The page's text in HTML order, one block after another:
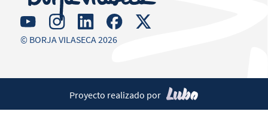
© BORJA VILASECA 2026
Proyecto realizado por